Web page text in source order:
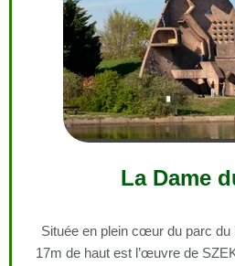
La Dame
Située en plein cœur du parc du
17m de haut est l’œuvre de